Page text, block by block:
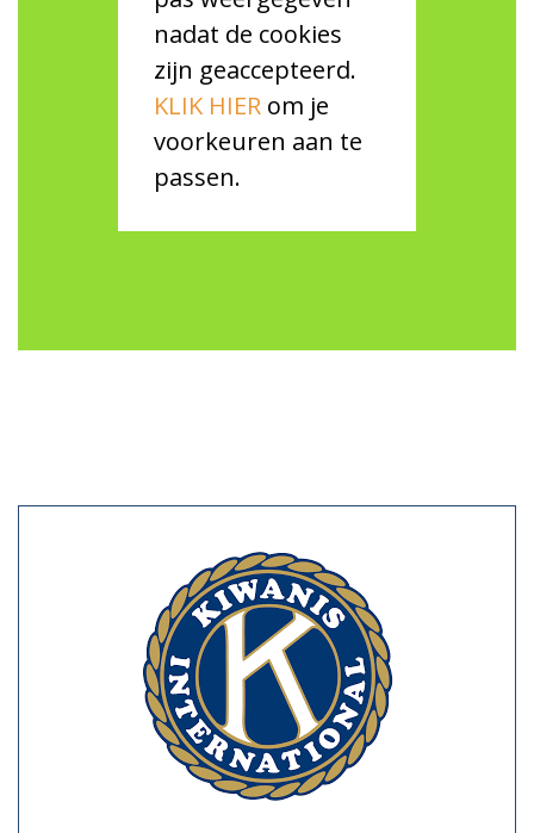
nadat de cookies
zijn geaccepteerd.
KLIK HIERom je
voorkeuren aan te
passen.